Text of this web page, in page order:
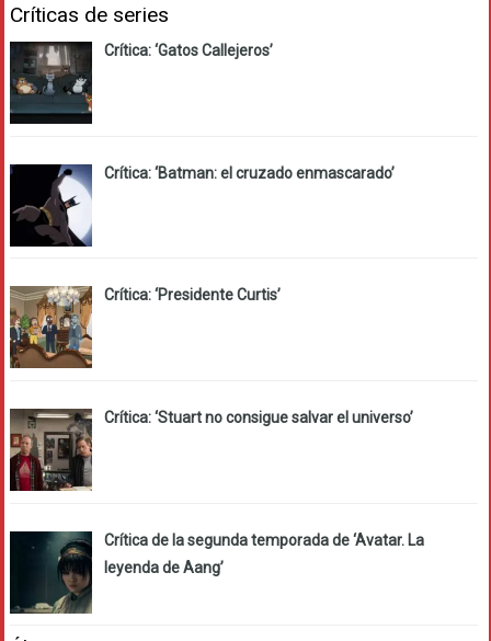
Críticas de series
Crítica: ‘Gatos Callejeros’
Crítica: ‘Batman: el cruzado enmascarado’
Crítica: ‘Presidente Curtis’
Crítica: ‘Stuart no consigue salvar el universo’
Crítica de la segunda temporada de ‘Avatar. La
leyenda de Aang’